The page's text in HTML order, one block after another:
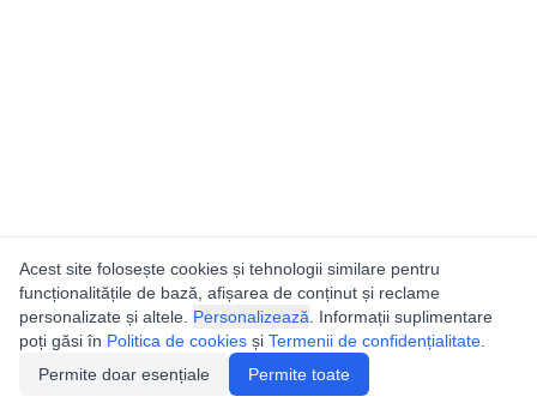
Acest site folosește cookies și tehnologii similare pentru
funcționalitățile de bază, afișarea de conținut și reclame
personalizate și altele. Personalizează . Informații suplimentare
poți găsi în Politica de cookies și Termenii de confidențialitate
Permite doar esențiale
Permite toate